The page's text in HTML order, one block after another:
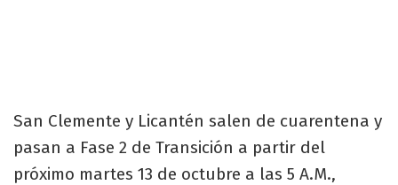
San Clemente y Licantén salen de cuarentena y
pasan a Fase 2 de Transición a partir del
próximo martes 13 de octubre a las 5 A.M.,